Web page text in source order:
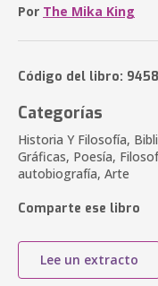
Por The Mika King
Código del libro:
Categorías
Historia Y Filosofía,
Gráficas, Poesía,
autobiografía, Arte
Comparte ese libro
Lee un extracto